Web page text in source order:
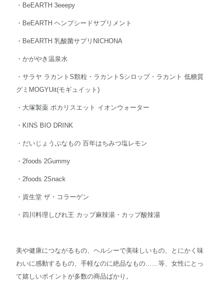
・BeEARTH 3eeepy
・BeEARTH ヘンプシードサプリメント
・BeEARTH 乳酸菌サプリNICHONA
・かがやき温泉水
・サラヤ ラカントS顆粒・ラカントSシロップ・ラカント 低糖質
グミMOGYUit(モギュイット)
・大塚製薬 ポカリスエット イオンウォーター
・KINS BIO DRINK
・だいじょうぶなもの 百年はちみつ塩レモン
・2foods 2Gummy
・2foods 2Snack
・資生堂 ザ・コラーゲン
・四川料理しびれ王 カップ麻辣湯・カップ酸辣湯
美や健康につながるもの、ヘルシーで美味しいもの、とにかく味
わいに感動するもの、手軽なのに絶品なもの……等、女性にとっ
て嬉しいポイントが多数の商品ばかり。